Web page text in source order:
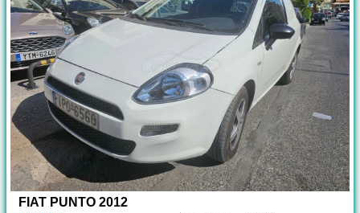
FIAT PUNTO 2012